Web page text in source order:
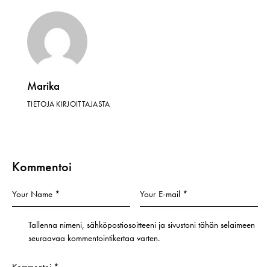
Marika
TIETOJA KIRJOITTAJASTA
Kommentoi
Tallenna nimeni, sähköpostiosoitteeni ja sivustoni tähän selaimeen
seuraavaa kommentointikertaa varten.